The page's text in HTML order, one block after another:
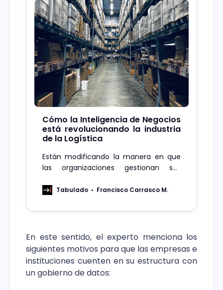
Cómo la Inteligencia de Negocios
está revolucionando la industria
de la Logística
Están modificando la manera en que
las organizaciones gestionan sus
concretos en materia de toma de
la Logística
Tabulado Francisco Carrasco M.
En este sentido, el experto menciona los
siguientes motivos para que las empresas e
instituciones cuenten en su estructura con
un gobierno de datos: